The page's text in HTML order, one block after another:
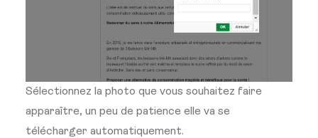
Sélectionnez la photo que vous souhaitez faire
apparaître, un peu de patience elle va se
télécharger automatiquement.